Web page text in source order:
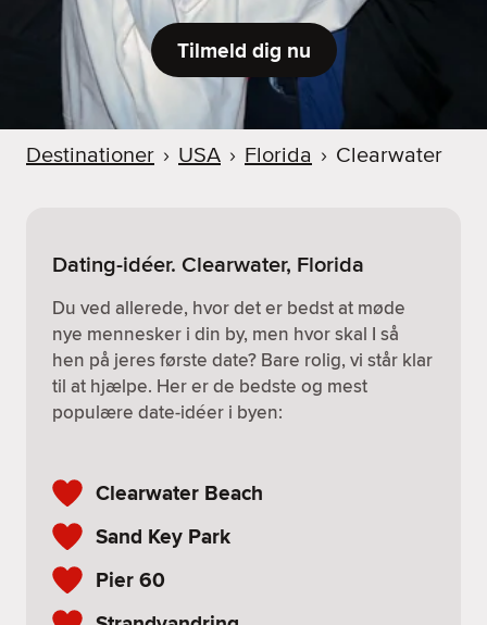
Tilmeld dig nu
Destinationer › USA › Florida › Clearwater
Dating-idéer. Clearwater, Florida
Du ved allerede, hvor det er bedst at møde
nye mennesker i din by, men hvor skal I så
hen på jeres første date? Bare rolig, vi står klar
til at hjælpe. Her er de bedste og mest
populære date-idéer i byen:
Clearwater Beach
Sand Key Park
Pier 60